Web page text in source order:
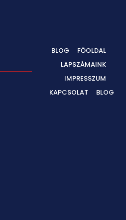
BLOG
FŐOLDAL
LAPSZÁMAINK
IMPRESSZUM
KAPCSOLAT
BLOG